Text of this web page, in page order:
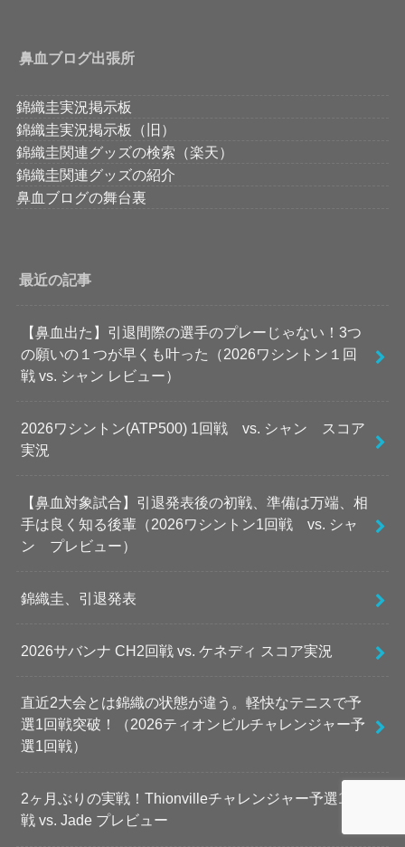
鼻血ブログ出張所
錦織圭実況掲示板
錦織圭実況掲示板（旧）
錦織圭関連グッズの検索（楽天）
錦織圭関連グッズの紹介
鼻血ブログの舞台裏
最近の記事
【鼻血出た】引退間際の選手のプレーじゃない！3つ
の願いの１つが早くも叶った（2026ワシントン１回
戦 vs. シャン レビュー）
2026ワシントン(ATP500) 1回戦 vs. シャン スコア
実況
【鼻血対象試合】引退発表後の初戦、準備は万端、相
手は良く知る後輩（2026ワシントン1回戦 vs. シャ
ン プレビュー）
錦織圭、引退発表
2026サバンナ CH2回戦 vs. ケネディ スコア実況
直近2大会とは錦織の状態が違う。軽快なテニスで予
選1回戦突破！（2026ティオンビルチャレンジャー予
選1回戦）
2ヶ月ぶりの実戦！Thionvilleチャレンジャー予選1回
戦 vs. Jade プレビュー